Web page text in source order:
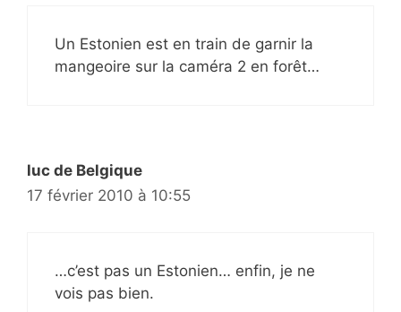
Un Estonien est en train de garnir la
mangeoire sur la caméra 2 en forêt…
luc de Belgique
17 février 2010 à 10:55
…c’est pas un Estonien… enfin, je ne
vois pas bien.